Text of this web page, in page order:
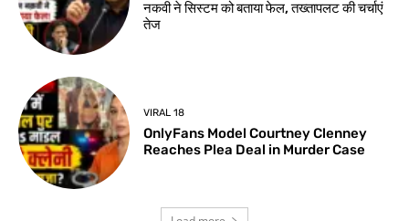
नकवी ने सिस्टम को बताया फेल, तख्तापलट की चर्चाएं
तेज
VIRAL 18
OnlyFans Model Courtney Clenney
Reaches Plea Deal in Murder Case